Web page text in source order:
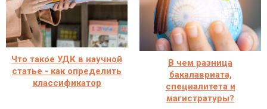
Что такое УДК в научной
статье - как определить
классификатор
В чем разница
бакалавриата,
специалитета и
магистратуры?